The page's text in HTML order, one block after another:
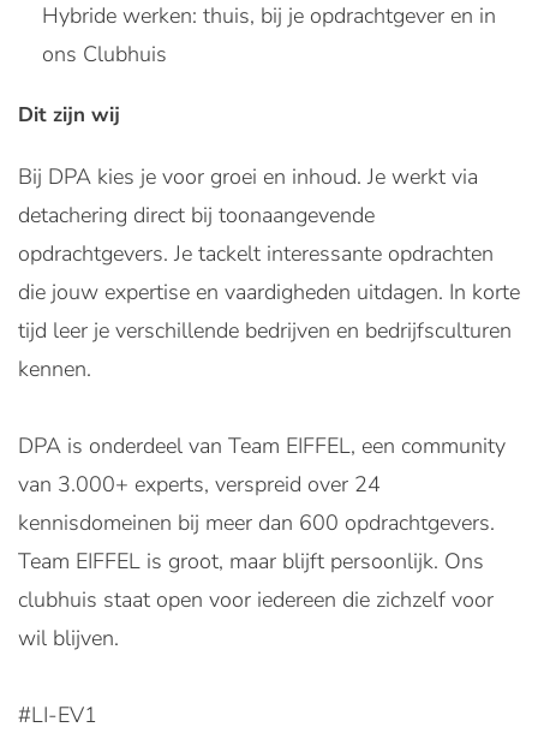
Hybride werken: thuis, bij je opdrachtgever en in
ons Clubhuis
Dit zijn wij
Bij DPA kies je voor groei en inhoud. Je werkt via
detachering direct bij toonaangevende
opdrachtgevers. Je tackelt interessante opdrachten
die jouw expertise en vaardigheden uitdagen. In korte
tijd leer je verschillende bedrijven en bedrijfsculturen
kennen.
DPA is onderdeel van Team EIFFEL, een community
van 3.000+ experts, verspreid over 24
kennisdomeinen bij meer dan 600 opdrachtgevers.
Team EIFFEL is groot, maar blijft persoonlijk. Ons
clubhuis staat open voor iedereen die zichzelf voor
wil blijven.
#LI-EV1